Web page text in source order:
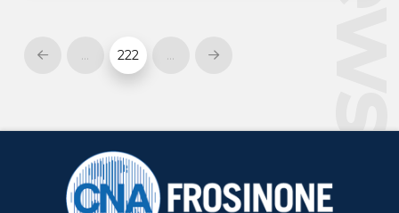
Prev … 222 … Next